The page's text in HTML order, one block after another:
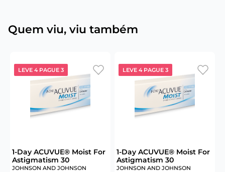
Quem viu, viu também
LEVE 4 PAGUE 3
1-Day ACUVUE® Moist For
Astigmatism 30
JOHNSON AND JOHNSON
LEVE 4 PAGUE 3
1-Day ACUVUE® Moist For
Astigmatism 30
JOHNSON AND JOHNSON